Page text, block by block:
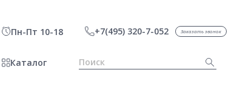
Пн-Пт 10-18 +7(495) 320-7-052 Заказать звонок
Каталог